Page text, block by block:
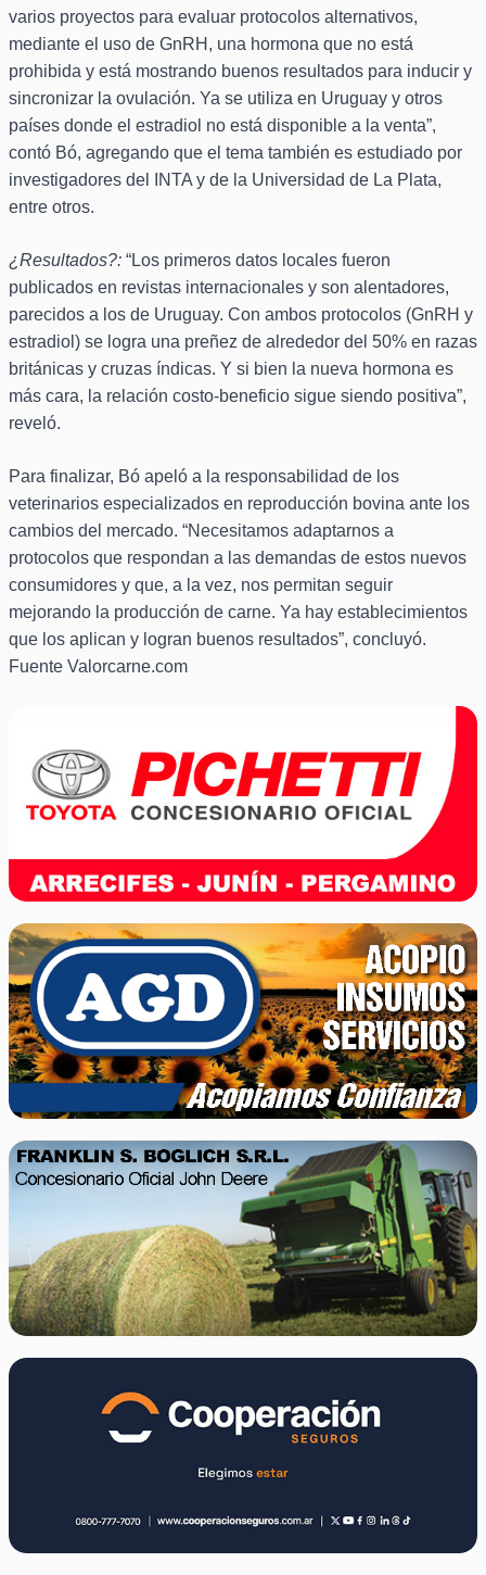
varios proyectos para evaluar protocolos alternativos,
mediante el uso de GnRH, una hormona que no está
prohibida y está mostrando buenos resultados para inducir y
sincronizar la ovulación. Ya se utiliza en Uruguay y otros
países donde el estradiol no está disponible a la venta”,
contó Bó, agregando que el tema también es estudiado por
investigadores del INTA y de la Universidad de La Plata,
entre otros.
¿Resultados?: “Los primeros datos locales fueron
publicados en revistas internacionales y son alentadores,
parecidos a los de Uruguay. Con ambos protocolos (GnRH y
estradiol) se logra una preñez de alrededor del 50% en razas
británicas y cruzas índicas. Y si bien la nueva hormona es
más cara, la relación costo-beneficio sigue siendo positiva”,
reveló.
Para finalizar, Bó apeló a la responsabilidad de los
veterinarios especializados en reproducción bovina ante los
cambios del mercado. “Necesitamos adaptarnos a
protocolos que respondan a las demandas de estos nuevos
consumidores y que, a la vez, nos permitan seguir
mejorando la producción de carne. Ya hay establecimientos
que los aplican y logran buenos resultados”, concluyó.
Fuente Valorcarne.com